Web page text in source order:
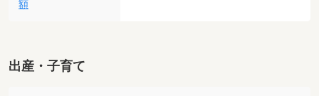
額
出産・子育て